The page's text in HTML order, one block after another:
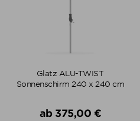
Glatz ALU-TWIST
Sonnenschirm 240 x 240 cm
Verkaufspreis
ab 375,00 €